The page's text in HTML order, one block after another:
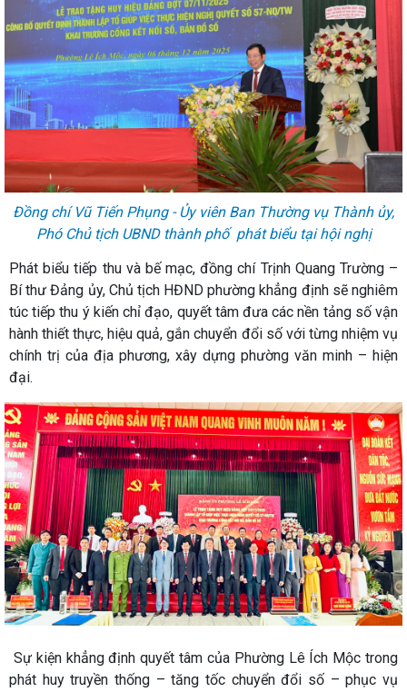
Đồng chí Vũ Tiến Phụng - Ủy viên Ban Thường vụ Thành ủy,
Phó Chủ tịch UBND thành phố phát biểu tại hội nghị
Phát biểu tiếp thu và bế mạc, đồng chí Trịnh Quang Trường –
Bí thư Đảng ủy, Chủ tịch HĐND phường khẳng định sẽ nghiêm
túc tiếp thu ý kiến chỉ đạo, quyết tâm đưa các nền tảng số vận
hành thiết thực, hiệu quả, gắn chuyển đổi số với từng nhiệm vụ
chính trị của địa phương, xây dựng phường văn minh – hiện
đại.
Sự kiện khẳng định quyết tâm của Phường Lê Ích Mộc trong
phát huy truyền thống – tăng tốc chuyển đổi số – phục vụ